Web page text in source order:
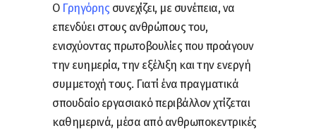
Ο Γρηγόρης συνεχίζει, με συνέπεια, να
επενδύει στους ανθρώπους του,
ενισχύοντας πρωτοβουλίες που προάγουν
την ευημερία, την εξέλιξη και την ενεργή
συμμετοχή τους. Γιατί ένα πραγματικά
σπουδαίο εργασιακό περιβάλλον χτίζεται
καθημερινά, μέσα από ανθρωποκεντρικές